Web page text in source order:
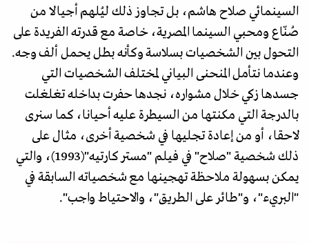
السينمائي صلاح هاشم، بل تجاوز ذلك ليُلهم أجيالا من
صُنّاع ومحبي السينما المصرية، خاصة مع قدرته الفريدة على
التحول بين الشخصيات بسلاسة وكأنه بطل يحمل ألف وجه.
وعندما نتأمل المنحنى البياني لمختلف الشخصيات التي
جسدها زكي خلال مشواره، نجدها حفرت بداخله تغلغلت
بالدرجة التي مكنتها من السيطرة عليه أحيانا، كما سنرى
لاحقا، أو من إعادة تجليها في شخصية أخرى، مثال على
ذلك شخصية "صلاح" في فيلم "مستر كارتيه"(1993)، والتي
يمكن بسهولة ملاحظة تهجينها مع شخصياته السابقة في
"البريء"، و"طائر على الطريق"، والاحتياط واجب".